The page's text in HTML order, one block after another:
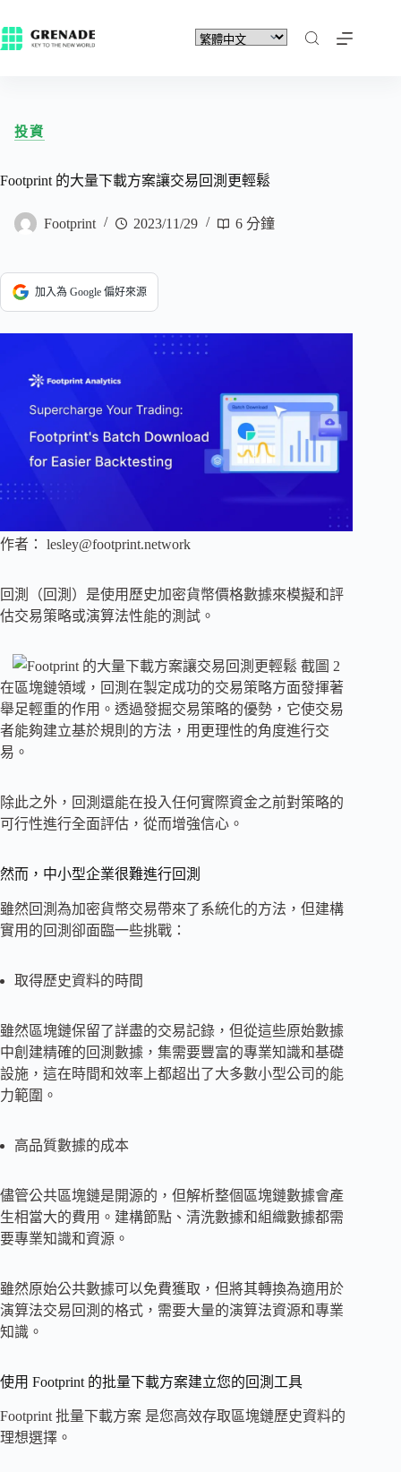
投資
Footprint 的大量下載方案讓交易回測更輕鬆
Footprint 2023/11/29 6 分鐘
加入為 Google 偏好來源
作者： lesley@footprint.network
回測（回測）是使用歷史加密貨幣價格數據來模擬和評
估交易策略或演算法性能的測試。
在區塊鏈領域，回測在製定成功的交易策略方面發揮著
舉足輕重的作用。透過發掘交易策略的優勢，它使交易
者能夠建立基於規則的方法，用更理性的角度進行交
易。
除此之外，回測還能在投入任何實際資金之前對策略的
可行性進行全面評估，從而增強信心。
然而，中小型企業很難進行回測
雖然回測為加密貨幣交易帶來了系統化的方法，但建構
實用的回測卻面臨一些挑戰：
取得歷史資料的時間
雖然區塊鏈保留了詳盡的交易記錄，但從這些原始數據
中創建精確的回測數據，集需要豐富的專業知識和基礎
設施，這在時間和效率上都超出了大多數小型公司的能
力範圍。
高品質數據的成本
儘管公共區塊鏈是開源的，但解析整個區塊鏈數據會產
生相當大的費用。建構節點、清洗數據和組織數據都需
要專業知識和資源。
雖然原始公共數據可以免費獲取，但將其轉換為適用於
演算法交易回測的格式，需要大量的演算法資源和專業
知識。
使用 Footprint 的批量下載方案建立您的回測工具
Footprint 批量下載方案 是您高效存取區塊鏈歷史資料的
理想選擇。